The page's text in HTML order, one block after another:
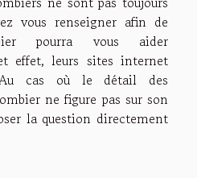
vous renseigner afin de
pourra vous aider
effet, leurs sites internet
cas où le détail des
ne figure pas sur son
la question directement